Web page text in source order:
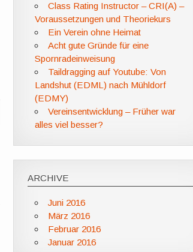
Class Rating Instructor – CRI(A) –
Voraussetzungen und Theoriekurs
Ein Verein ohne Heimat
Acht gute Gründe für eine
Spornradeinweisung
Taildragging auf Youtube: Von
Landshut (EDML) nach Mühldorf
(EDMY)
Vereinsentwicklung – Früher war
alles viel besser?
ARCHIVE
Juni 2016
März 2016
Februar 2016
Januar 2016